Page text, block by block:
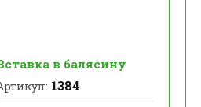
в балясину
1384